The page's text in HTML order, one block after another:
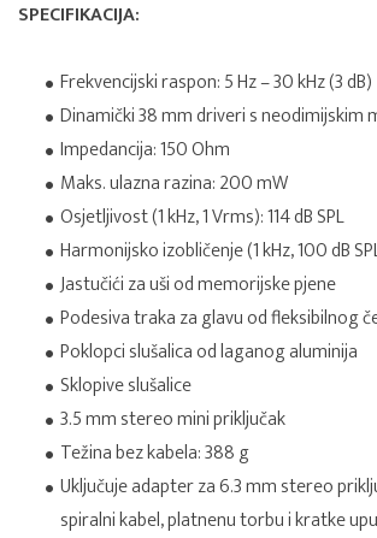
SPECIFIKACIJA:
Frekvencijski raspon: 5 Hz – 30 kHz (3 dB)
Dinamički 38 mm driveri s neodimijskim
Impedancija: 150 Ohm
Maks. ulazna razina: 200 mW
Osjetljivost (1 kHz, 1 Vrms): 114 dB SPL
Harmonijsko izobličenje (1 kHz, 100 dB
Jastučići za uši od memorijske pjene
Podesiva traka za glavu od fleksibilnog
Poklopci slušalica od laganog aluminija
Sklopive slušalice
3.5 mm stereo mini priključak
Težina bez kabela: 388 g
Uključuje adapter za 6.3 mm stereo
spiralni kabel, platnenu torbu i kratke